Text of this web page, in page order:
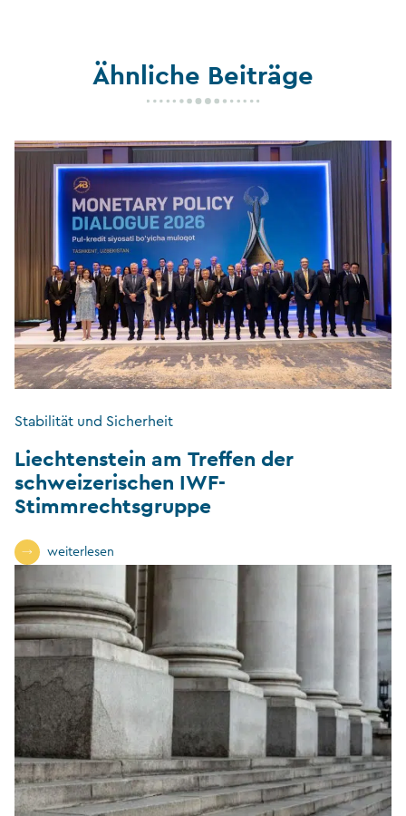
Ähnliche Beiträge
Stabilität und Sicherheit
Liechtenstein am Treffen der
schweizerischen IWF-
Stimmrechtsgruppe
weiterlesen